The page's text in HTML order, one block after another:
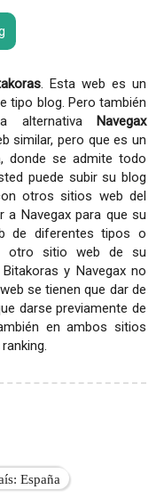
. Esta web es un
tipo blog. Pero también
alternativa Navegax
similar, pero que es un
donde se admite todo
puede subir su blog
otros sitios web del
a Navegax para que su
de diferentes tipos o
otro sitio web de su
y Navegax no
se tienen que dar de
darse previamente de
en ambos sitios
España